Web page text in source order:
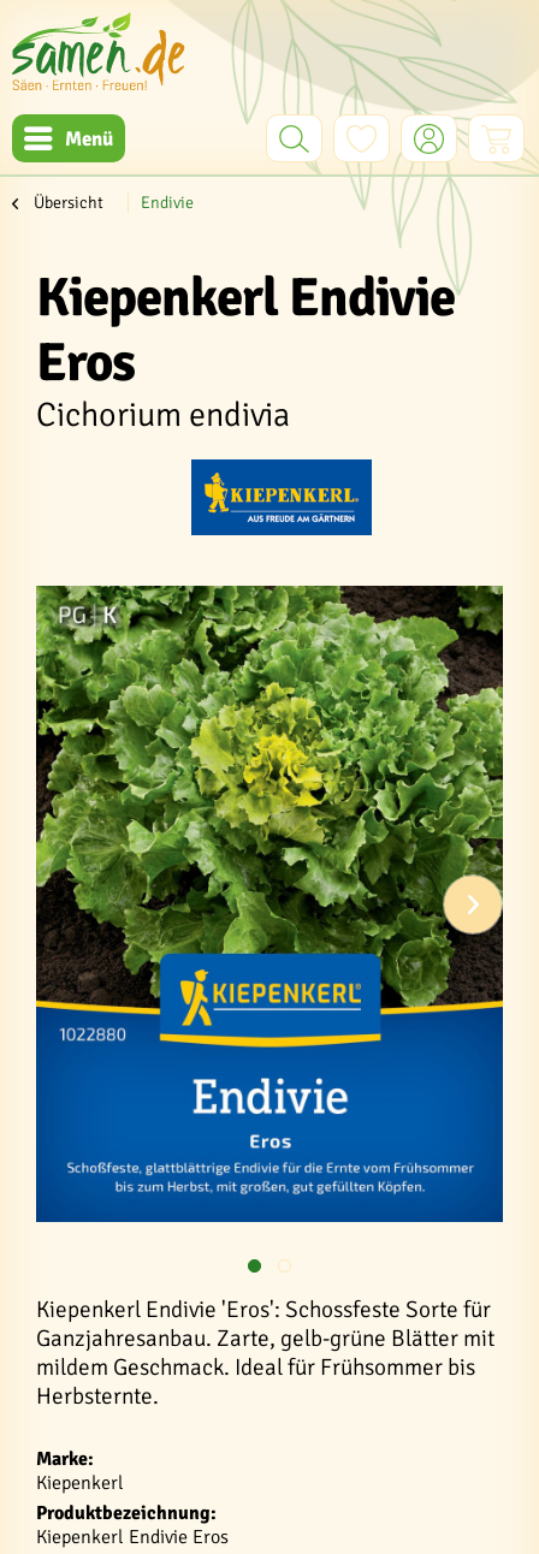
Menü
Übersicht Endivie
Kiepenkerl Endivie
Eros
Cichorium endivia
Kiepenkerl Endivie 'Eros': Schossfeste Sorte für
Ganzjahresanbau. Zarte, gelb-grüne Blätter mit
mildem Geschmack. Ideal für Frühsommer bis
Herbsternte.
Marke:
Kiepenkerl
Produktbezeichnung:
Kiepenkerl Endivie Eros